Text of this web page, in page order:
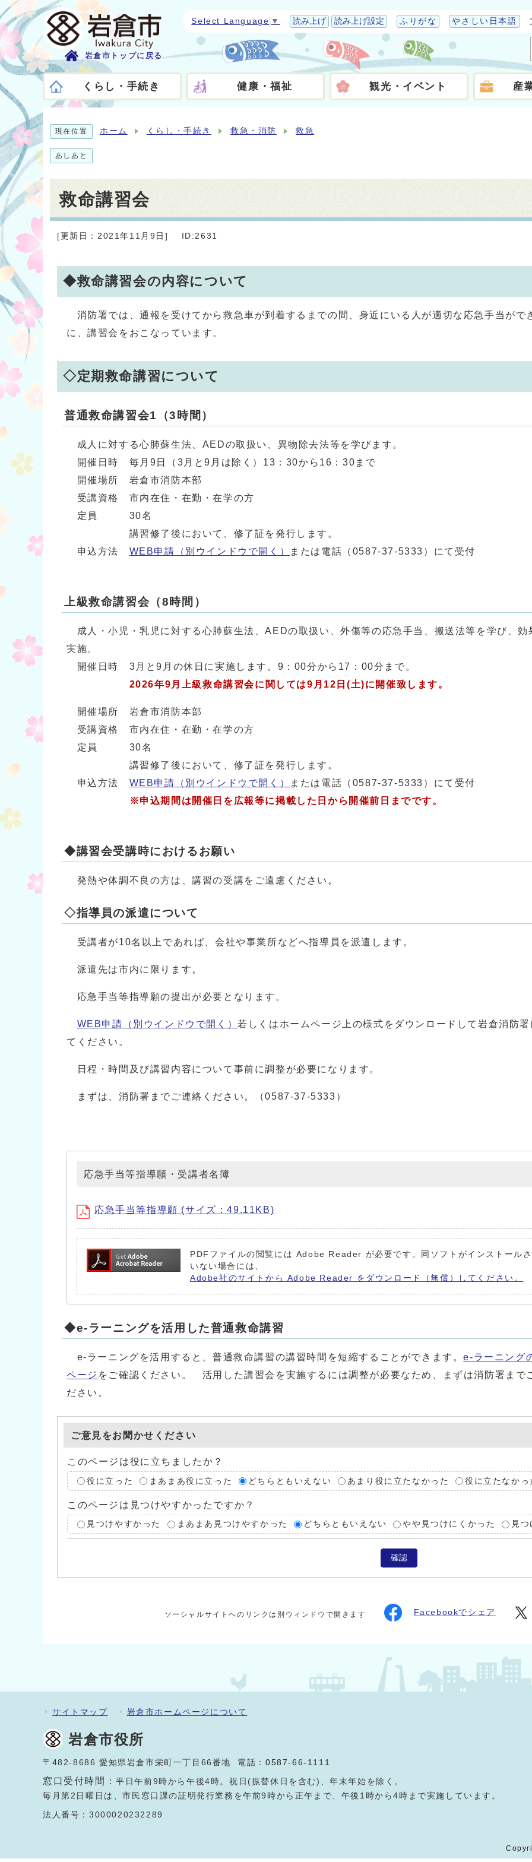
岩倉市トップに戻る
Select Language ▼ 読み上げ 読み上げ設定 ふりがな やさしい日本語
くらし・手続き 健康・福祉 観光・イベント 産
現在位置 ホーム くらし・手続き 救急・消防 救急
あしあと
救命講習会
[更新日：2021年11月9日] ID:2631
◆救命講習会の内容について
消防署では、通報を受けてから救急車が到着するまでの間、身近にいる人が適切な応急手当がで
に、講習会をおこなっています。
◇定期救命講習について
普通救命講習会1（3時間）
成人に対する心肺蘇生法、AEDの取扱い、異物除去法等を学びます。
開催日時 毎月9日（3月と9月は除く）13：30から16：30まで
開催場所 岩倉市消防本部
受講資格 市内在住・在勤・在学の方
定員 30名
講習修了後において、修了証を発行します。
申込方法 WEB申請 （別ウインドウで開く） または電話（0587-37-5333）にて受付
上級救命講習会（8時間）
成人・小児・乳児に対する心肺蘇生法、AEDの取扱い、外傷等の応急手当、搬送法等を学び、効
実施。
開催日時 3月と9月の休日に実施します。9：00分から17：00分まで。
2026年9月上級救命講習会に関しては9月12 日(土)に開催致します。
開催場所 岩倉市消防本部
受講資格 市内在住・在勤・在学の方
定員 30名
講習修了後において、修了証を発行します。
申込方法 WEB申請 （別ウインドウで開く）
または電話（0587-37-5333）にて受付
※申込期間は開催日を広報等に掲載した日から開催前日までです。
◆講習会受講時におけるお願い
発熱や体調不良の方は、講習の受講をご遠慮ください。
◇指導員の派遣について
受講者が10名以上であれば、会社や事業所などへ指導員を派遣します。
派遣先は市内に限ります。
応急手当等指導願の提出が必要となります。
WEB申請 （別ウインドウで開く）若しくはホームページ上の様式をダウンロードして岩倉消防
てください。
日程・時間及び講習内容について事前に調整が必要になります。
まずは、消防署までご連絡ください。（0587-37-5333）
応急手当等指導願・受講者名簿
応急手当等指導願 (サイズ：49.11KB)
PDFファイルの閲覧には Adobe Reader が必要です。同ソフトがインストール
いない場合には、
Adobe社のサイトから Adobe Reader をダウンロード（無償）してください。
◆e-ラーニングを活用した普通救命講習
e-ラーニングを活用すると、普通救命講習の講習時間を短縮することができます。e-ラーニング
ページ をご確認ください。 活用した講習会を実施するには調整が必要なため、まずは消防署まで
ださい。
ご意見をお聞かせください
このページは役に立ちましたか？
役に立った まあまあ役に立った どちらともいえない あまり役に立たなかった 役に立たなかっ
このページは見つけやすかったですか？
見つけやすかった まあまあ見つけやすかった どちらともいえない やや見つけにくかった 見
確認
ソーシャルサイトへのリンクは別ウィンドウで開きます Facebookでシェア
サイトマップ 岩倉市ホームページについて
岩倉市役所
〒482-8686 愛知県岩倉市栄町一丁目66番地 電話：0587-66-1111
窓口受付時間：平日午前9時から午後4時。祝日(振替休日を含む)、年末年始を除く。
毎月第2日曜日は、市民窓口課の証明発行業務を午前9時から正午まで、午後1時から4時まで実施しています。
法人番号：3000020232289